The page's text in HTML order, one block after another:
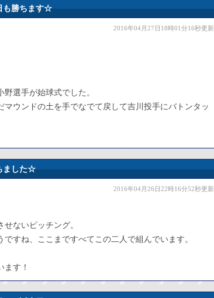
も勝ちます☆
2016年04月27日18時01分16秒更新
選手が始球式でした。
マウンドの土を手でなでて戻して吉川投手にバトンタッ
ました☆
2016年04月26日22時16分52秒更新
ないピッチング。
すね、ここまですべてこの二人で組んでいます。
す！